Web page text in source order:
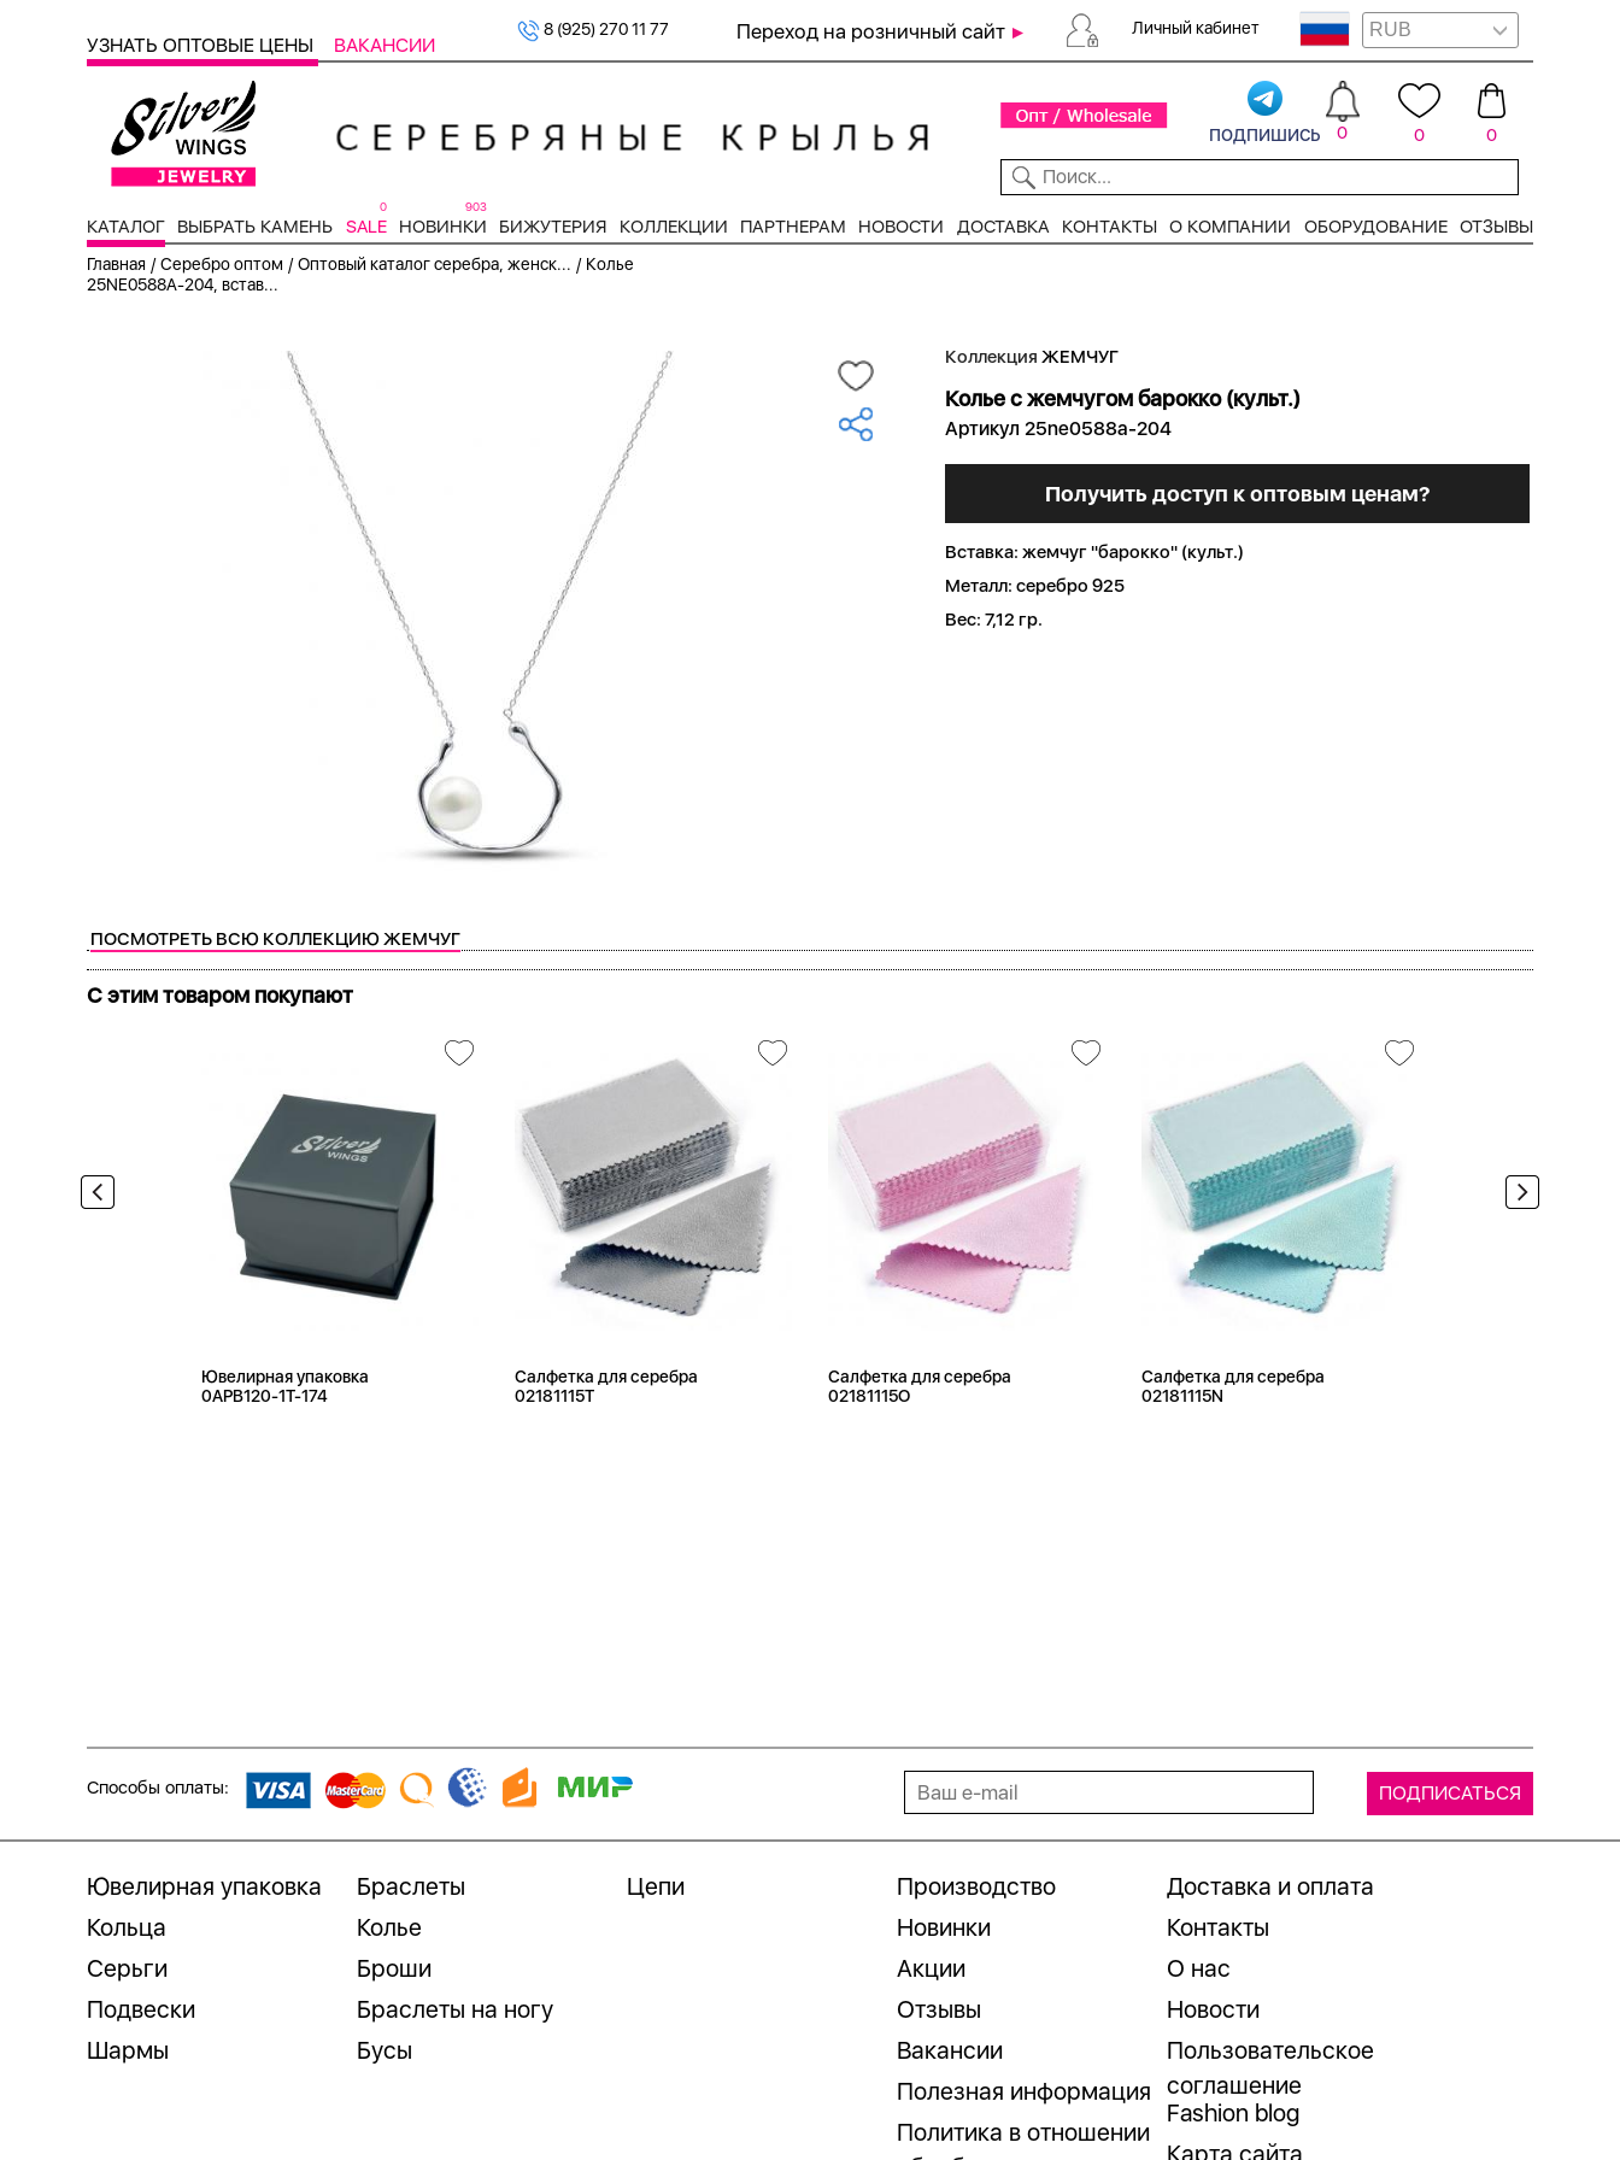
УЗНАТЬ ОПТОВЫЕ ЦЕНЫ ВАКАНСИИ
8 (925) 270 11 77 Переход на розничный сайт Личный кабинет
подпишись 0 0 0
КАТАЛОГ ВЫБРАТЬ КАМЕНЬ SALE
0
НОВИНКИ
903
БИЖУТЕРИЯ КОЛЛЕКЦИИ ПАРТНЕРАМ НОВОСТИ ДОСТАВКА КОНТАКТЫ О КОМПАНИИ ОБОРУДОВАНИЕ ОТЗЫВЫ
Главная /Серебро оптом /Оптовый каталог серебра, женск... / Колье
25NE0588A-204, встав...
ПОСМОТРЕТЬ ВСЮ КОЛЛЕКЦИЮ ЖЕМЧУГ
Коллекция ЖЕМЧУГ
Колье с жемчугом барокко (культ.)
Артикул 25ne0588a-204
Получить доступ к оптовым ценам?
Вставка: жемчуг "барокко" (культ.)
Металл: серебро 925
Вес: 7,12 гр.
С этим товаром покупают
Ювелирная упаковка
0APB120-1T-174
Салфетка для серебра
02181115T
Салфетка для серебра
02181115O
Салфетка для серебра
02181115N
Способы оплаты:
Ювелирная упаковка
Кольца
Серьги
Подвески
Шармы
Браслеты
Колье
Броши
Браслеты на ногу
Бусы
Цепи
Производство
Новинки
Акции
Отзывы
Вакансии
Полезная информация
Политика в отношении
Доставка и оплата
Контакты
О нас
Новости
Пользовательское
соглашение
Fashion blog
Карта сайта